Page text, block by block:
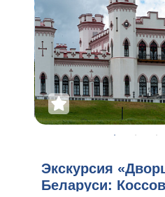
Экскурсия
Беларуси: